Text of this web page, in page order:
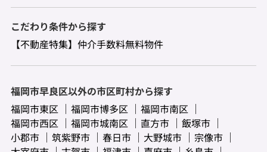
こだわり条件から探す
【不動産特集】仲介手数料無料物件
福岡市早良区以外の市区町村から探す
福岡市東区
福岡市博多区
福岡市南区
福岡市西区
福岡市城南区 直方市
飯塚市
小郡市
筑紫野市 春日市 大野城市
宗像市